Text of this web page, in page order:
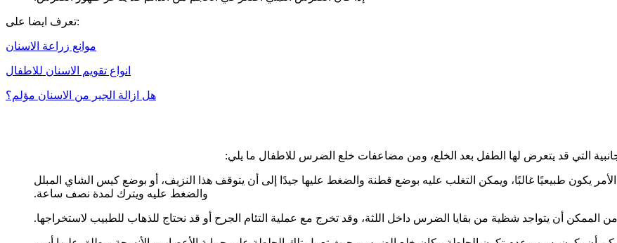
تعرف ايضا على:
موانع زراعة الاسنان
انواع تقويم الاسنان للاطفال
هل ازالة الجير من الاسنان مؤلم؟
التي قد يتعرض لها الطفل بعد الخلع، ومن مضاعفات خلع الضرس للاطفال ما يلي:
يكون طبيعيًا غالبًا، ويمكن التغلب عليه بوضع قطنة والضغط عليها جيدًا إلى أن يتوقف هذا النزيف، أو بوضع كيس الشاي المبلل
والضغط عليه ويترك لمدة نصف ساعة.
من الممكن أن يتواجد شظية من بقايا الضرس داخل اللثة، وقد تخرج مع عملية التئام الجرح أو قد نحتاج للذهاب للطبيب لاستخراجها.